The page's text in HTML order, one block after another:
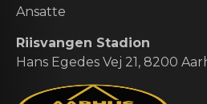
Ansatte
Riisvangen Stadion
Hans Egedes Vej 21, 8200